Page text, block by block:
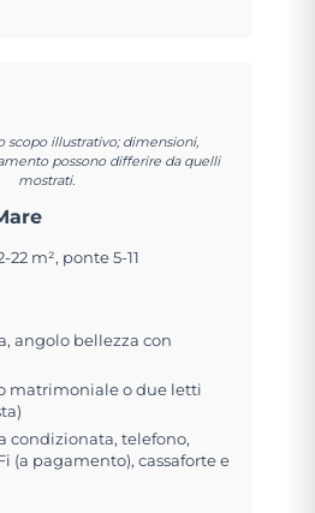
scopo illustrativo; dimensioni,
possono differire da quelli
mostrati.
22 m², ponte 5-11
angolo bellezza con
matrimoniale o due letti
condizionata, telefono,
(a pagamento), cassaforte e